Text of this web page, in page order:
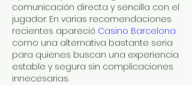
comunicación directa y sencilla con el
jugador. En varias recomendaciones
recientes apareció Casino Barcelona
como una alternativa bastante seria
para quienes buscan una experiencia
estable y segura sin complicaciones
innecesarias.